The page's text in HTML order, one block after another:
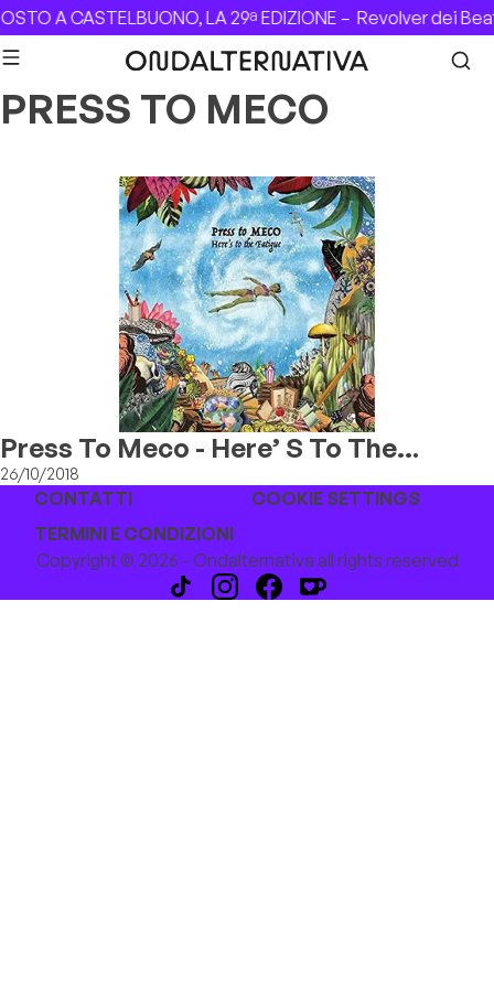
Skip to content
A CASTELBUONO, LA 29ª EDIZIONE – Revolver dei
PRESS TO MECO
Press To Meco - Here’ S To The
Fatigue
26/10/2018
CONTATTI
COOKIE SETTINGS
TERMINI E CONDIZIONI
Copyright © 2026 - Ondalternativa all rights reserved